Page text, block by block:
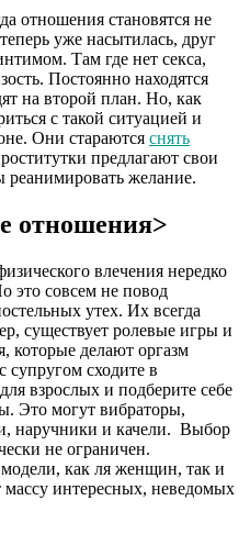
отношения становятся не
уже насытилась, друг
Там где нет секса,
Постоянно находятся
на второй план. Но, как
с такой ситуацией и
Они стараются снять
предлагают свои
реанимировать желание.
отношения>
влечения нередко
это совсем не повод
утех. Их всегда
существует ролевые игры и
которые делают оргазм
супругом сходите в
взрослых и подберите себе
Это могут вибраторы,
наручники и качели. Выбор
не ограничен.
как ля женщин, так и
интересных, неведомых